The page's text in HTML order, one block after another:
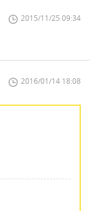
2015/11/25 09:34
2016/01/14 18:08